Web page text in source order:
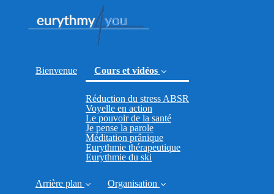
Bienvenue Cours et vidéos
Réduction du stress ABSR
Voyelle en action
Le pouvoir de la santé
Je pense la parole
Méditation prânique
Eurythmie thérapeutique
Eurythmie du ski
Arrière plan Organisation